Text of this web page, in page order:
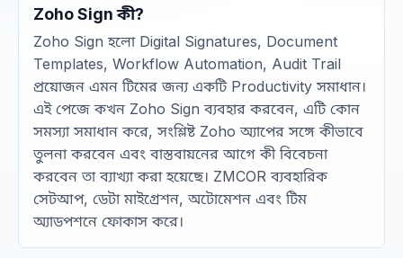
Zoho Sign কী?
Zoho Sign হলো Digital Signatures, Document
Templates, Workflow Automation, Audit Trail
প্রয়োজন এমন টিমের জন্য একটি Productivity সমাধান।
এই পেজে কখন Zoho Sign ব্যবহার করবেন, এটি কোন
সমস্যা সমাধান করে, সংশ্লিষ্ট Zoho অ্যাপের সঙ্গে কীভাবে
তুলনা করবেন এবং বাস্তবায়নের আগে কী বিবেচনা
করবেন তা ব্যাখ্যা করা হয়েছে। ZMCOR ব্যবহারিক
সেটআপ, ডেটা মাইগ্রেশন, অটোমেশন এবং টিম
অ্যাডপশনে ফোকাস করে।